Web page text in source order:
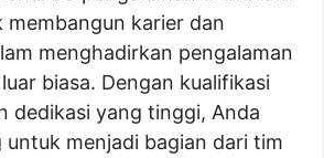
karier dan
menghadirkan pengalaman
biasa. Dengan kualifikasi
dedikasi yang tinggi, Anda
untuk menjadi bagian dari tim